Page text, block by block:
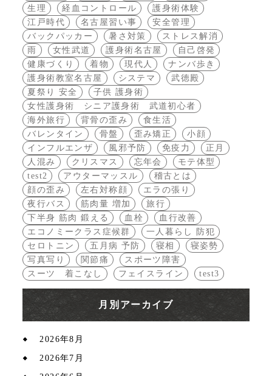
生理
経血コントロール
護身術体験
江戸時代
名古屋習い事
安全管理
バックパッカー
暑さ対策
ストレス解消
雨
女性武道 護身術名古屋
自己啓発
健康づくり
着物 現代人
ナンバ歩き
護身術教室名古屋
システマ
武徳殿
夏祭り 安全
子供 護身術
女性護身術 シニア護身術 武道初心者
海外旅行
背骨の歪み
食生活
バレンタイン
骨盤 歪み矯正
小顔
インフルエンザ
風邪予防 免疫力
正月
人混み
クリスマス 忘年会
モテ体型
test2
アウターマッスル
稽古とは
顔の歪み
左右対称顔
エラの張り
夜行バス
筋肉量 増加
旅行
下半身 筋肉 鍛える
血栓
血行改善
エコノミークラス症候群
一人暮らし 防犯
セロトニン
五月病 予防 寝相
寝姿勢
写真写り
関節痛
スポーツ障害
スーツ 着こなし
フェイスライン test3
月別アーカイブ
2026年8月
2026年7月